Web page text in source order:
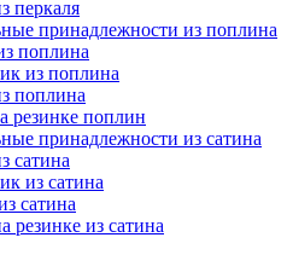
перкаля
принадлежности из поплина
поплина
из поплина
поплина
резинке поплин
принадлежности из сатина
сатина
из сатина
сатина
резинке из сатина